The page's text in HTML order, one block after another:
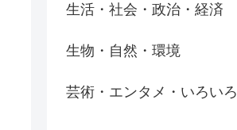
生活・社会・政治・経済
生物・自然・環境
芸術・エンタメ・いろいろ